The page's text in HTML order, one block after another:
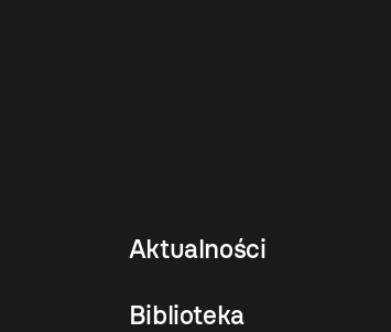
Aktualności
Biblioteka